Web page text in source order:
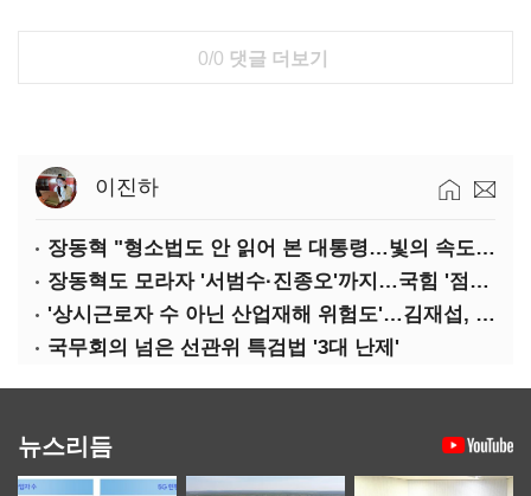
0/0 댓글 더보기
이진하
장동혁 "형소법도 안 읽어 본 대통령…빛의 속도로 무너질 것"
장동혁도 모라자 '서범수·진종오'까지…국힘 '점입가경'
'상시근로자 수 아닌 산업재해 위험도'…김재섭, 산재예방 지원기준 손질
국무회의 넘은 선관위 특검법 '3대 난제'
뉴스리듬